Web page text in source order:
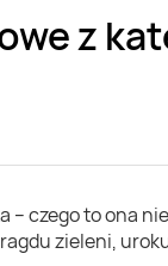
z
– czego to ona
zieleni,